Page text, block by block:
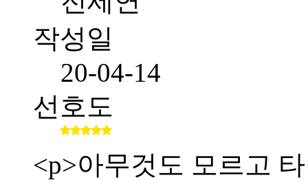
작성일
20-04-14
선호도
<p>아무것도 모르고